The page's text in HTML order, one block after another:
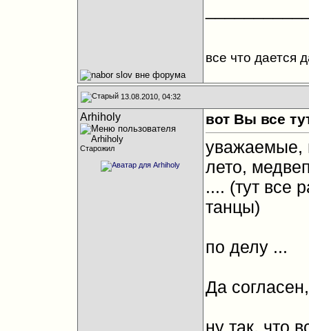
все что дается
13.08.2010, 04:32
Arhiholy
Старожил
вот Вы все
уважаемые,
лето,
.... (тут все
танцы)
по делу ...
Да
ну так, что